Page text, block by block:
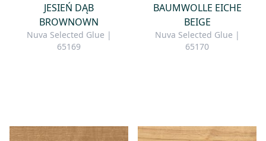
W sprawie zapytania o kontakt
JESIEŃ DĄB
BROWNOWN
Nuva Selected Glue |
65169
BAUMWOLLE EICHE
BEIGE
Nuva Selected Glue |
65170